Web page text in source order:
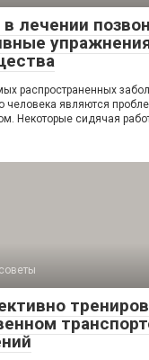
лечении
распространенных
человека являются
Некоторые сидячая